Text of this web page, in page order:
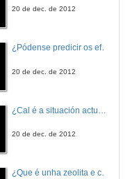
20 de dec. de 2012
¿Pódense predicir os efectos polo achegamento á Terra dos asteroides?
20 de dec. de 2012
20 de dec. de 2012
¿Que é unha zeolita e cales son as súas aplicacións?